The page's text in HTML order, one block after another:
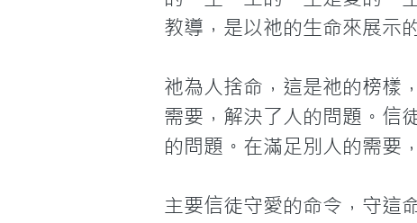
教導，是以祂的生命來展示
祂為人捨命，這是祂的榜樣
需要，解決了人的問題。信
的問題。在滿足別人的需要
主要信徒守愛的命令，守這